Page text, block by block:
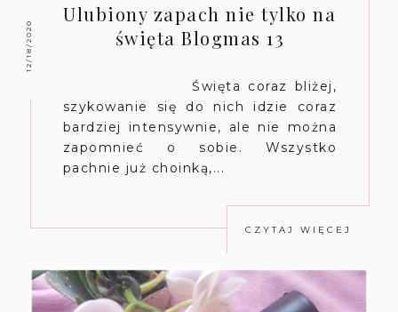
12/18/2020
Ulubiony zapach nie tylko na
święta Blogmas 13
Święta coraz bliżej,
szykowanie się do nich idzie coraz
bardziej intensywnie, ale nie można
zapomnieć o sobie. Wszystko
pachnie już choinką,...
CZYTAJ WIĘCEJ